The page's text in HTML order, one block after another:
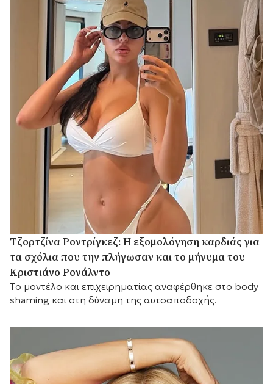
Τζορτζίνα Ροντρίγκεζ: Η εξομολόγηση καρδιάς για
τα σχόλια που την πλήγωσαν και το μήνυμα του
Κριστιάνο Ρονάλντο
Το μοντέλο και επιχειρηματίας αναφέρθηκε στο body
shaming και στη δύναμη της αυτοαποδοχής.